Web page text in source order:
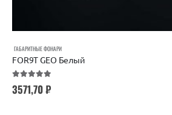
ГАБАРИТНЫЕ ФОНАРИ
FOR9T GEO Белый
3571,70₽